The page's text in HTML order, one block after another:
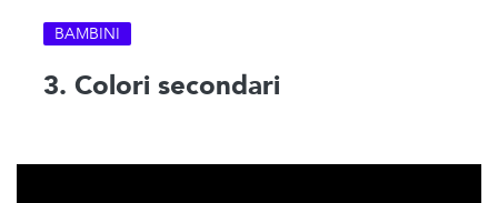
BAMBINI
3. Colori secondari